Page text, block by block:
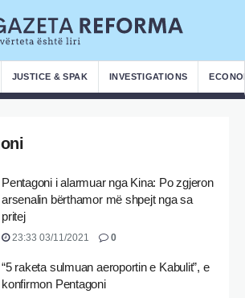
JUSTICE & SPAK INVESTIGATIONS
Pentagoni i alarmuar nga Kina: Po zgjeron
arsenalin bërthamor më shpejt nga sa
pritej
23:33 03/11/2021 0
“5 raketa sulmuan aeroportin e Kabulit”, e
konfirmon Pentagoni